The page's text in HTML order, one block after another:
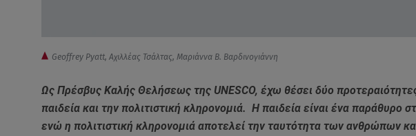
Geoffrey Pyatt, Αχιλλέας Τσάλτας, Μαριάννα Β. Βαρδινογιάννη
Ως Πρέσβυς Καλής Θελήσεως της UNESCO, έχω θέσει δύο
παιδεία και την πολιτιστική κληρονομιά. Η παιδεία είναι ένα παράθυρο
ενώ η πολιτιστική κληρονομιά αποτελεί την ταυτότητα των ανθρώπων